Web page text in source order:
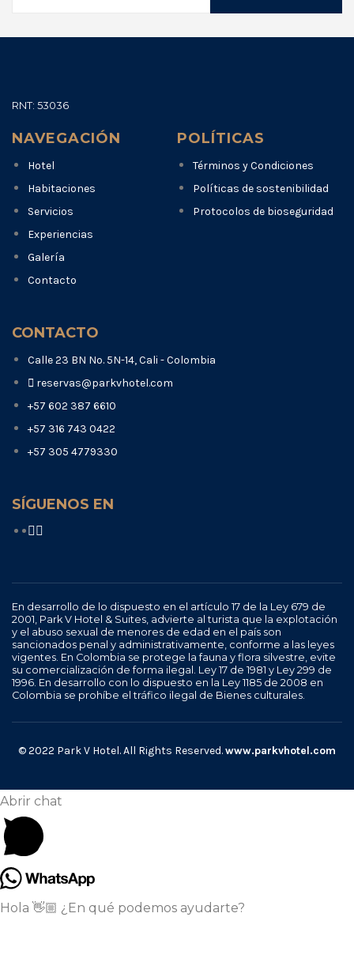
RNT: 53036
NAVEGACIÓN
Hotel
Habitaciones
Servicios
Experiencias
Galería
Contacto
POLÍTICAS
Términos y Condiciones
Políticas de sostenibilidad
Protocolos de bioseguridad
CONTACTO
Calle 23 BN No. 5N-14, Cali - Colombia
reservas@parkvhotel.com
+57 602 387 6610
+57 316 743 0422
+57 305 4779330
SÍGUENOS EN
En desarrollo de lo dispuesto en el artículo 17 de la Ley 679 de
2001, Park V Hotel & Suites, advierte al turista que la explotación
y el abuso sexual de menores de edad en el país son
sancionados penal y administrativamente, conforme a las leyes
vigentes. En Colombia se protege la fauna y flora silvestre, evite
su comercialización de forma ilegal. Ley 17 de 1981 y Ley 299 de
1996. En desarrollo con lo dispuesto en la Ley 1185 de 2008 en
Colombia se prohíbe el tráfico ilegal de Bienes culturales.
© 2022 Park V Hotel. All Rights Reserved.www.parkvhotel.com
Abrir chat
Hola 👋🏼 ¿En qué podemos ayudarte?